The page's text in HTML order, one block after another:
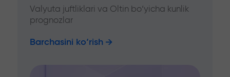
Valyuta juftliklari va Oltin bo‘yicha kunlik
prognozlar
Barchasini ko‘rish